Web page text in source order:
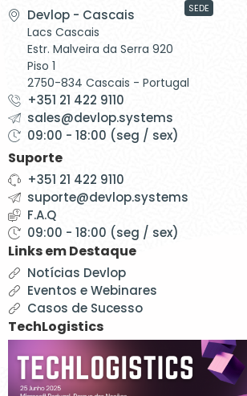
Devlop - Cascais
Lacs Cascais
Estr. Malveira da Serra 920
Piso 1
2750-834 Cascais - Portugal
SEDE
+351 21 422 9110
sales@devlop.systems
09:00 - 18:00 (seg / sex)
Suporte
+351 21 422 9110
suporte@devlop.systems
F.A.Q
09:00 - 18:00 (seg / sex)
Links em Destaque
Notícias Devlop
Eventos e Webinares
Casos de Sucesso
TechLogistics